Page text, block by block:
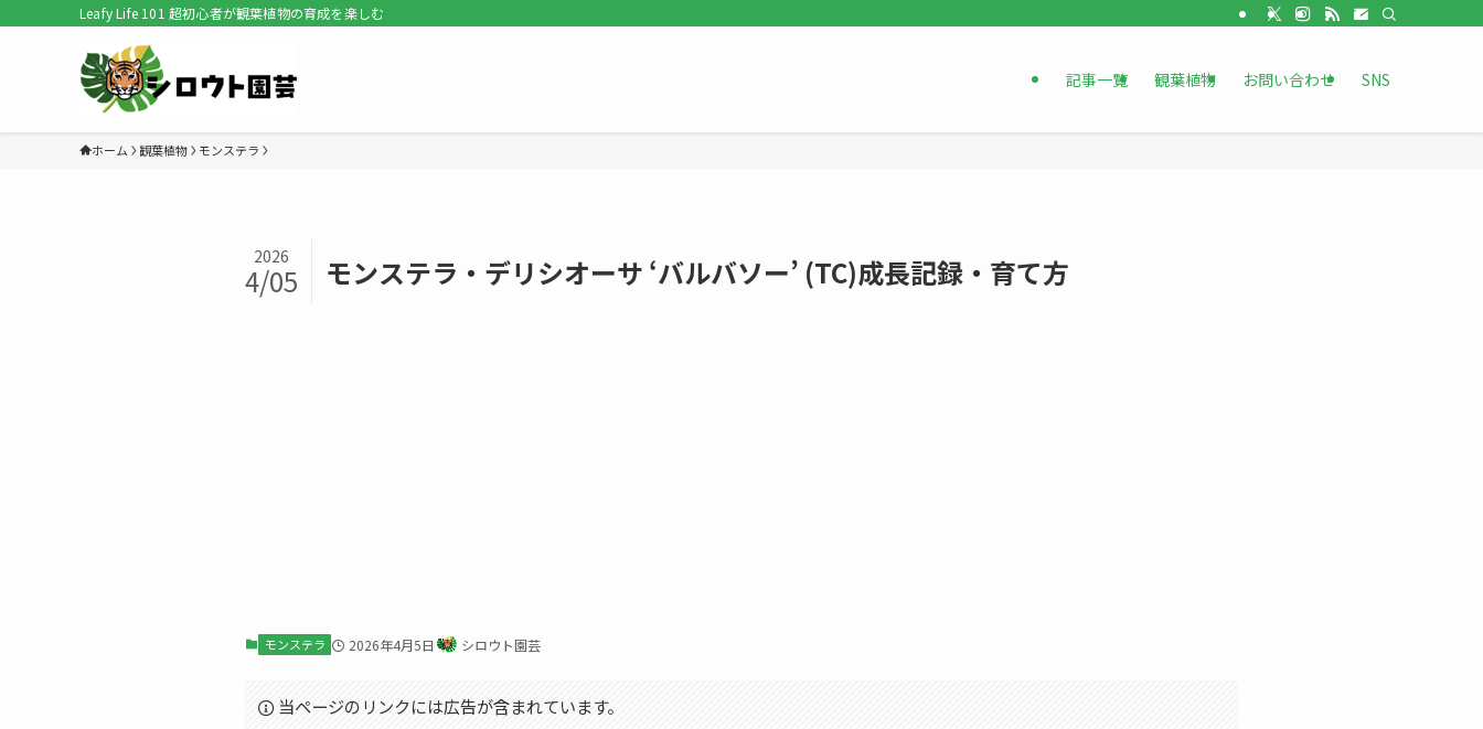
Leafy Life 101 超初心者が観葉植物の育成を楽しむ
記事一覧 観葉植物 お問い合わせ SNS
ホーム 観葉植物 モンステラ
モンステラ・デリシオーサ ‘バルバソー’ (TC)成長記録・育て方
2026
4/05
モンステラ 2026年4月5日 シロウト園芸
当ページのリンクには広告が含まれています。